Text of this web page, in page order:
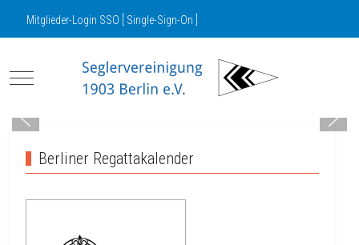
Mitglieder-Login SSO [ Single-Sign-On ]
Mobile Menu Toggle
Berliner Regattakalender